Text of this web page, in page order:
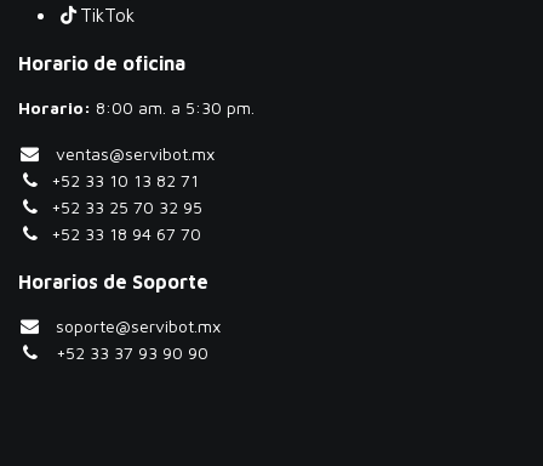
TikTok
Horario de oficina
Horario: ​8:00 am. a 5:30 pm.
ventas@servibot.mx
+52 33 10 13 82 71
+52 33 25 70 32 95
+52 33 18 94 67 70
Horarios de Soporte
soporte@servibot.mx
+52 33 37 93 90 90